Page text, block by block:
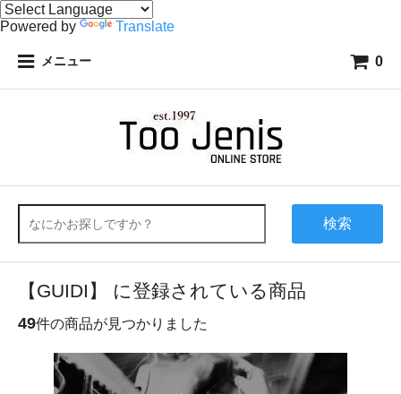
Powered by Translate
メニュー 0
検索
【GUIDI】 に登録されている商品
49件の商品が見つかりました